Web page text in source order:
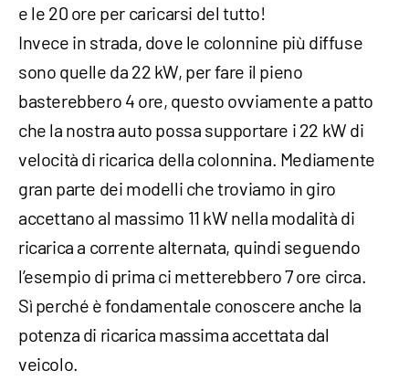
e le 20 ore per caricarsi del tutto!
Invece in strada, dove le colonnine più diffuse
sono quelle da 22 kW, per fare il pieno
basterebbero 4 ore, questo ovviamente a patto
che la nostra auto possa supportare i 22 kW di
velocità di ricarica della colonnina. Mediamente
gran parte dei modelli che troviamo in giro
accettano al massimo 11 kW nella modalità di
ricarica a corrente alternata, quindi seguendo
l’esempio di prima ci metterebbero 7 ore circa.
Sì perché è fondamentale conoscere anche la
potenza di ricarica massima accettata dal
veicolo.